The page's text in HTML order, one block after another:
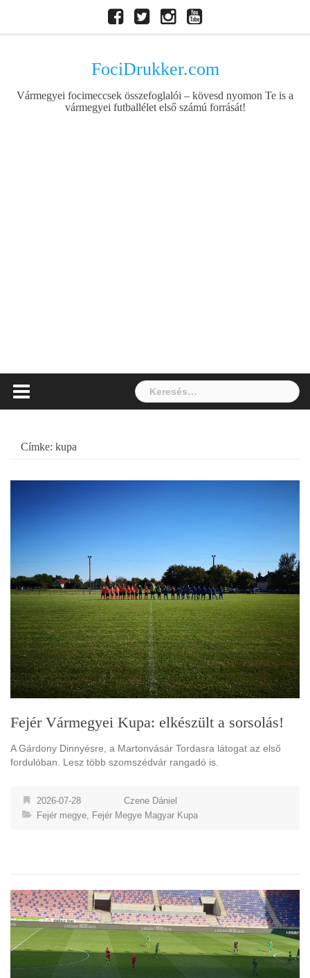
Facebook
TwitterInstagramYoutube
FociDrukker.com
Vármegyei focimeccsek összefoglalói – kövesd nyomon Te is a
vármegyei futballélet első számú forrását!
Keresés:
Címke: kupa
Fejér Vármegyei Kupa: elkészült a sorsolás!
A Gárdony Dinnyésre, a Martonvásár Tordasra látogat az első
fordulóban. Lesz több szomszédvár rangadó is.
2026-07-28
Czene Dániel
Fejér megye
Fejér Megye Magyar Kupa